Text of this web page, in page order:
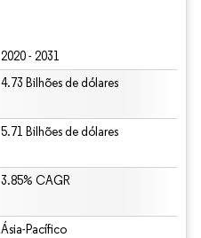
2020 - 2031
4.73 Bilhões de dólares
5.71 Bilhões de dólares
3.85% CAGR
Ásia-Pacífico